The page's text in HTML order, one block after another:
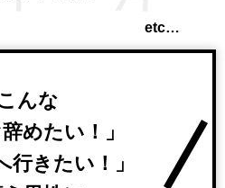
etc…
んな
めたい！」
行きたい！」